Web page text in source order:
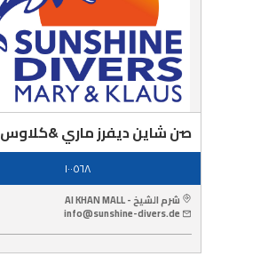
صن شاين ديفرز ماري &كلاوس
١٠٠٥٦٨
شرم الشيخ - Al KHAN MALL
info@sunshine-divers.de